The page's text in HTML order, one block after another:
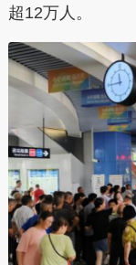
超12万人。